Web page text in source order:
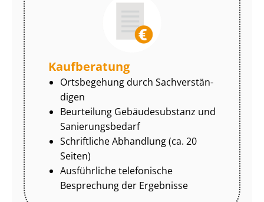
Kaufberatung
Ortsbegehung durch Sach­ver­stän­
di­gen
Beurteilung Gebäudesubstanz und
Sa­nie­rungs­be­darf
Schriftliche Abhandlung (ca. 20
Seiten)
Ausführliche telefonische
Besprechung der Ergebnisse